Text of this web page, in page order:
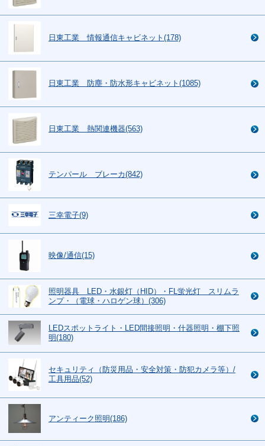
日東工業 情報通信キャビネット(178)
日東工業 防塵・防水形キャビネット(1085)
日東工業 熱関連機器(563)
テンパール ブレーカ(842)
三幸電子(9)
映像/通信(15)
照明器具 LED・水銀灯（HID）・FL蛍光灯 スリムラ
ンプ・（電球・ハロゲン球）(306)
LEDスポットライト・LED間接照明・什器照明・棚下照
明(180)
セキュリティ（防災用品・安全対策・防犯カメラ等）/
工具用品(52)
アンティーク照明(186)